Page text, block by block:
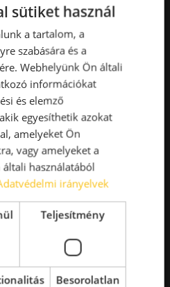
sütiket használ
a tartalom, a
szabására és a
Webhelyünk Ön általi
információkat
és elemző
egyesíthetik azokat
amelyeket Ön
vagy amelyeket a
használatából
irányelvek
Teljesítmény
Besorolatlan